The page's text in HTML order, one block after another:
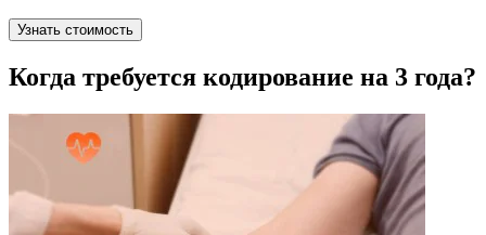
Узнать стоимость
Когда требуется кодирование на 3 года?